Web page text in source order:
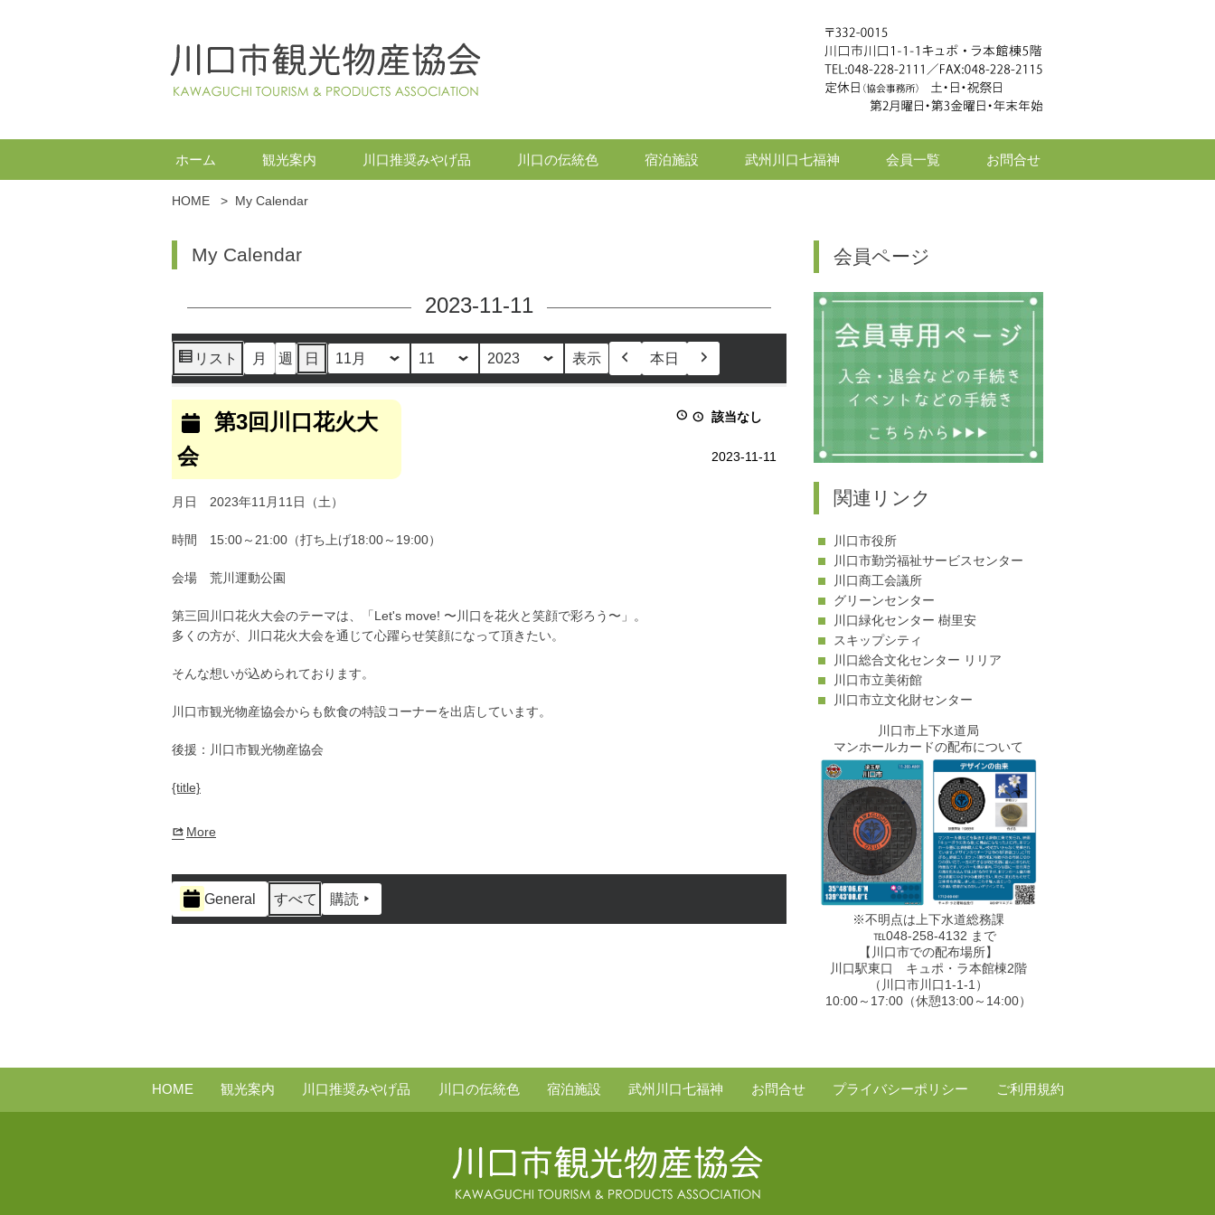
ホーム 観光案内 川口推奨みやげ品 川口の伝統色 宿泊施設 武州川口七福神 会員一覧 お問合せ
HOME > My Calendar
My Calendar
2023-11-11
リスト 月 週 日
月
日
年
本日
第
回
川
口
花
大
第3回川口花火大
会
該当なし
2023-11-11
月日 2023年11月11日（土）
時間 15:00～21:00（打ち上げ18:00～19:00）
会場 荒川運動公園
第三回川口花火大会のテーマは、「Let's move! 〜川口を花火と笑顔で彩ろう〜」。
多くの方が、川口花火大会を通じて心躍らせ笑顔になって頂きたい。
そんな想いが込められております。
川口市観光物産協会からも飲食の特設コーナーを出店しています。
後援：川口市観光物産協会
{title}
More
イ
ベ
ー
General すべて 購読
会員ページ
関連リンク
川口市役所
川口市勤労福祉サービスセンター
川口商工会議所
グリーンセンター
川口緑化センター 樹里安
スキップシティ
川口総合文化センター リリア
川口市立美術館
川口市立文化財センター
川口市上下水道局
マンホールカードの配布について
※不明点は上下水道総務課
℡048-258-4132 まで
【川口市での配布場所】
川口駅東口 キュポ・ラ本館棟2階
（川口市川口1-1-1）
10:00～17:00（休憩13:00～14:00）
HOME 観光案内 川口推奨みやげ品 川口の伝統色 宿泊施設 武州川口七福神 お問合せ プライバシーポリシー ご利用規約